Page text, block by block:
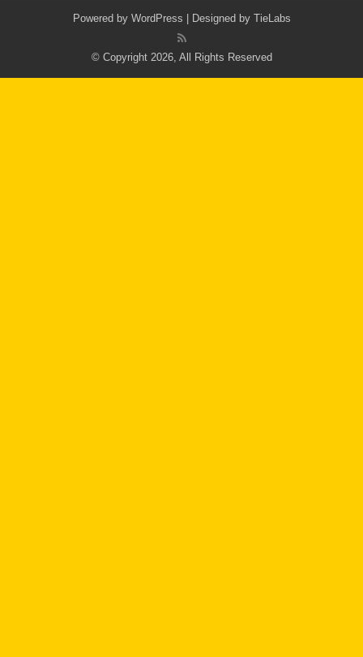
Powered by WordPress | Designed by TieLabs
© Copyright 2026, All Rights Reserved